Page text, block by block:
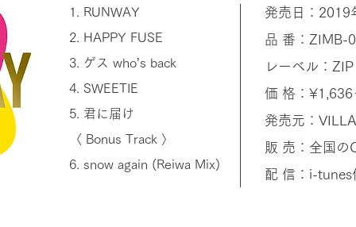
1. RUNWAY
2. HAPPY FUSE
3. ゲス who’s back
4. SWEETIE
5. 君に届け
〈 Bonus Track 〉
6. snow again (Reiwa Mix)
発売日：2019
品 番：ZIMB-
レーベル：
価 格：
発売元：
販 売：全国の
配 信：i-tunes